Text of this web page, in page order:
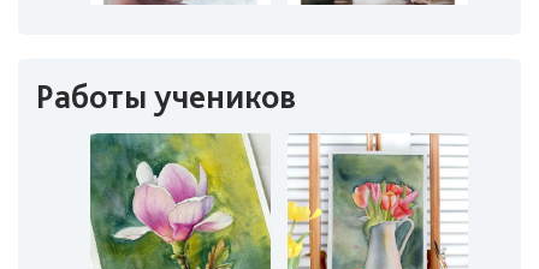
Работы учеников